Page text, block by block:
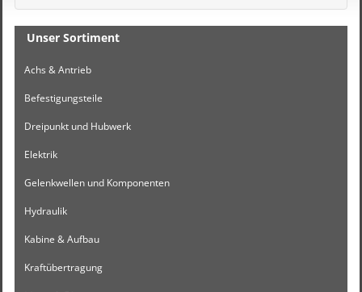
Unser Sortiment
Achs & Antrieb
Befestigungsteile
Dreipunkt und Hubwerk
Elektrik
Gelenkwellen und Komponenten
Hydraulik
Kabine & Aufbau
Kraftübertragung